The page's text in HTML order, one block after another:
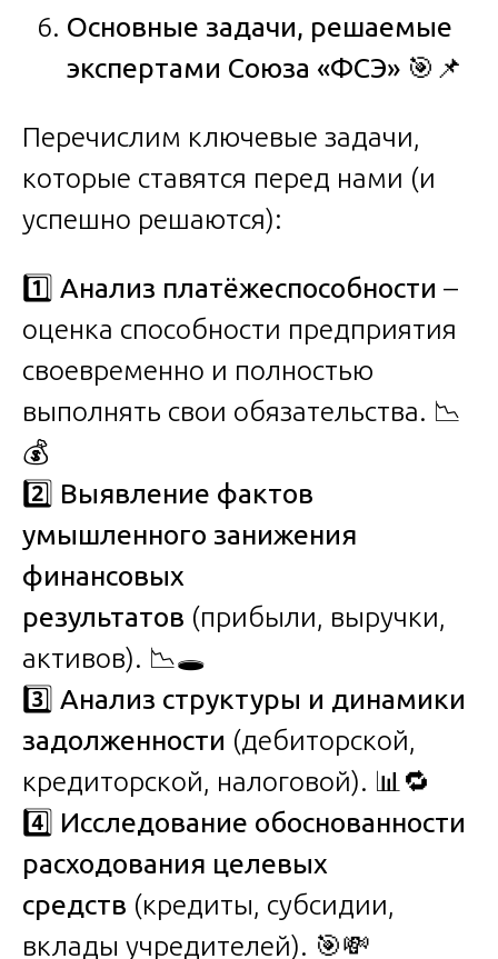
Основные задачи, решаемые
экспертами Союза «ФСЭ» 🎯📌
Перечислим ключевые задачи,
которые ставятся перед нами (и
успешно решаются):
1️⃣ Анализ платёжеспособности –
оценка способности предприятия
своевременно и полностью
выполнять свои обязательства. 📉
💰
2️⃣ Выявление фактов
умышленного занижения
финансовых
результатов (прибыли, выручки,
активов). 📉🕳️
3️⃣ Анализ структуры и динамики
задолженности (дебиторской,
кредиторской, налоговой). 📊🔁
4️⃣ Исследование обоснованности
расходования целевых
средств (кредиты, субсидии,
вклады учредителей). 🎯💸